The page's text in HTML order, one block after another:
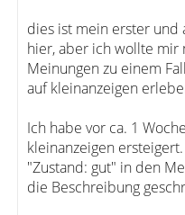
dies ist mein erster und
hier, aber ich wollte mir
Meinungen zu einem
auf kleinanzeigen
Ich habe vor ca. 1
kleinanzeigen
"Zustand: gut" in den
die Beschreibung